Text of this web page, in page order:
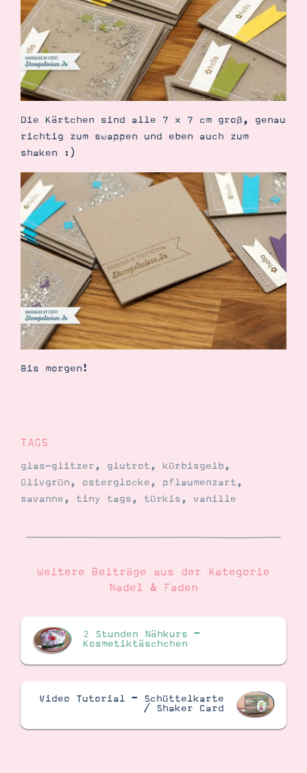
Die Kärtchen sind alle 7 x 7 cm groß, genau
richtig zum swappen und eben auch zum
shaken :)
Bis morgen!
TAGS
glas-glitzer, glutrot, kürbisgelb,
Olivgrün, osterglocke, pflaumenzart,
savanne, tiny tags, türkis, vanille
Weitere Beiträge aus der Kategorie
Nadel & Faden
2 Stunden Nähkurs –
Kosmetiktäschchen
Video Tutorial – Schüttelkarte
/ Shaker Card